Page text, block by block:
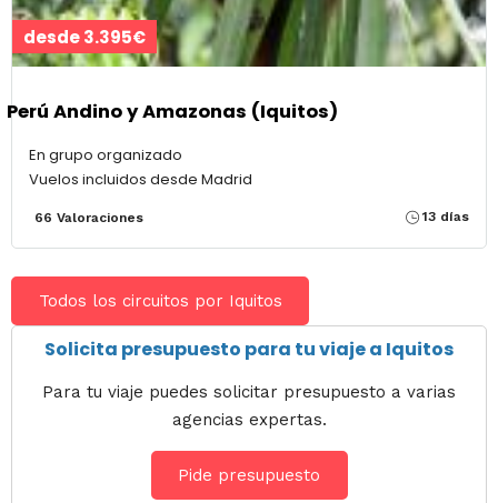
desde 3.395€
Perú Andino y Amazonas (Iquitos)
En grupo organizado
Vuelos incluidos desde Madrid
66 Valoraciones 13 días
Todos los circuitos por Iquitos
Solicita presupuesto para tu viaje a Iquitos
Para tu viaje puedes solicitar presupuesto a varias
agencias expertas.
Pide presupuesto